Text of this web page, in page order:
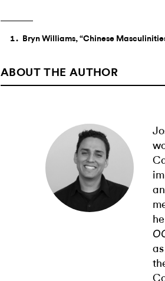
Bryn Williams, “Chinese
ABOUT THE AUTHOR